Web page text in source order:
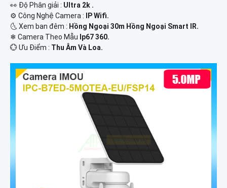
️👀 Độ Phân giải : Ultra 2k .
⚙ Công Nghệ Camera :
IP Wifi.
🌜 Xem ban đêm : Hồng Ngoại 30m Hồng Ngoại Smart IR.
❄ Camera Theo Mẫu Ip67 360.
️💮 Ưu Điểm : Thu Âm Và Loa.